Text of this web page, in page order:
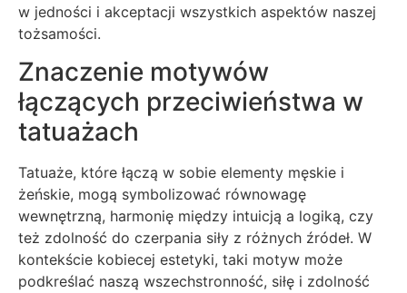
w jedności i akceptacji wszystkich aspektów naszej
tożsamości.
Znaczenie motywów
łączących przeciwieństwa w
tatuażach
Tatuaże, które łączą w sobie elementy męskie i
żeńskie, mogą symbolizować równowagę
wewnętrzną, harmonię między intuicją a logiką, czy
też zdolność do czerpania siły z różnych źródeł. W
kontekście kobiecej estetyki, taki motyw może
podkreślać naszą wszechstronność, siłę i zdolność